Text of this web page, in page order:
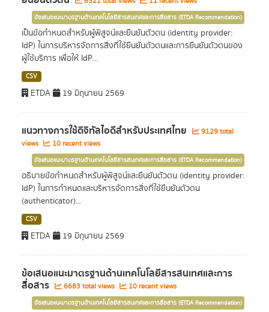
ข้อเสนอแนะมาตรฐานด้านเทคโนโลยีสารสนเทศและการสื่อสาร (ETDA Recommendation)
เป็นข้อกำหนดสำหรับผู้พิสูจน์และยืนยันตัวตน (identity provider:
IdP) ในการบริหารจัดการสิ่งที่ใช้ยืนยันตัวตนและการยืนยันตัวตนของ
ผู้ใช้บริการ เพื่อให้ IdP...
CSV
ETDA 19 มิถุนายน 2569
แนวทางการใช้ดิจิทัลไอดีสำหรับประเทศไทย
9129 total
views
10 recent views
ข้อเสนอแนะมาตรฐานด้านเทคโนโลยีสารสนเทศและการสื่อสาร (ETDA Recommendation)
อธิบายข้อกำหนดสำหรับผู้พิสูจน์และยืนยันตัวตน (identity provider:
IdP) ในการกำหนดและบริหารจัดการสิ่งที่ใช้ยืนยันตัวตน
(authenticator)...
CSV
ETDA 19 มิถุนายน 2569
ข้อเสนอแนะมาตรฐานด้านเทคโนโลยีสารสนเทศและการ
สื่อสาร 6683 total views 10 recent views
ข้อเสนอแนะมาตรฐานด้านเทคโนโลยีสารสนเทศและการสื่อสาร (ETDA Recommendation)